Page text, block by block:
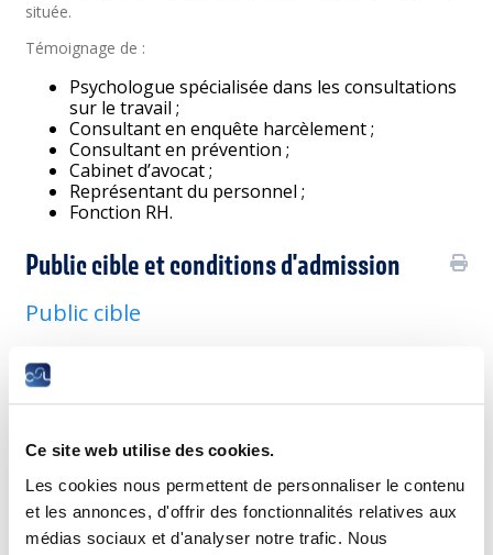
Ce site web utilise des cookies.
Les cookies nous permettent de personnaliser le contenu
et les annonces, d'offrir des fonctionnalités relatives aux
médias sociaux et d'analyser notre trafic. Nous
située.
Témoignage de :
Psychologue spécialisée dans les consultations
sur le travail ;
Consultant en enquête harcèlement ;
Consultant en prévention ;
Cabinet d’avocat ;
Représentant du personnel ;
Fonction RH.
Public cible et conditions d'admission
Public cible
La formation est ouverte à des cadres impliqués dans la
prévention des risques psycho-sociaux pouvant justifier d’un
niveau BAC +3 ou d’une expérience professionnelle probante
Conditions d’admission
Accès sur dossier pour les titulaires d’un
diplôme de niveau bac +3 (180 ECTS) ou
pouvant justifier d’une expérience